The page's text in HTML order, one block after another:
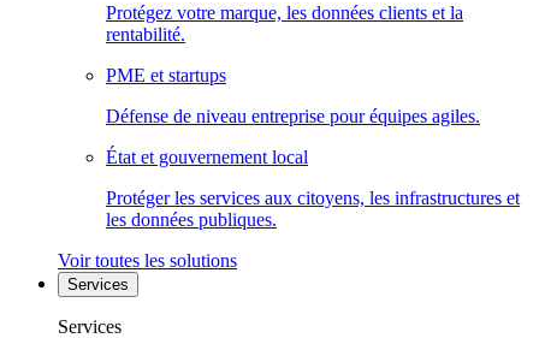
Protégez votre marque, les données clients et la
rentabilité.
PME et startups
Défense de niveau entreprise pour équipes agiles.
État et gouvernement local
Protéger les services aux citoyens, les infrastructures et
les données publiques.
Voir toutes les solutions
Services
Services